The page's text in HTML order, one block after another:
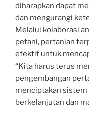
diharapkan dapat
dan mengurangi
Melalui kolaborasi
petani, pertanian
efektif untuk
“Kita harus terus
pengembangan
menciptakan
berkelanjutan dan